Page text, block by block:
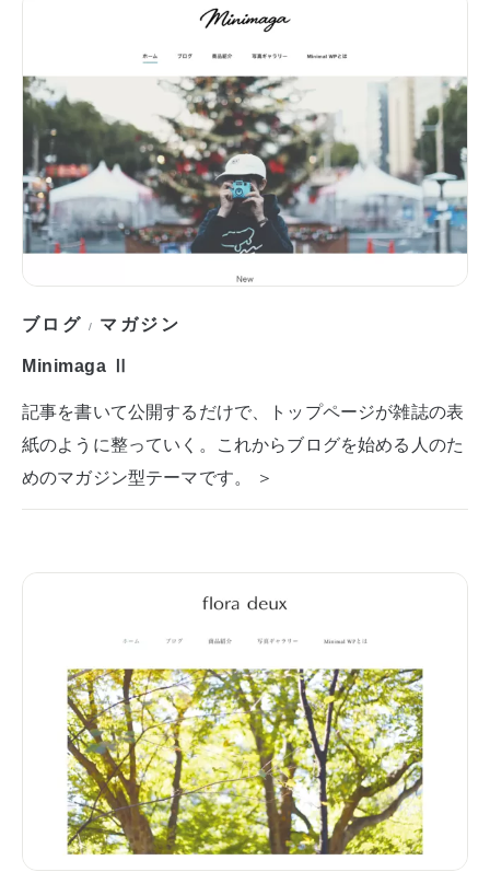
ブログ / マガジン
Minimaga Ⅱ
記事を書いて公開するだけで、トップページが雑誌の表
紙のように整っていく。これからブログを始める人のた
めのマガジン型テーマです。 ＞